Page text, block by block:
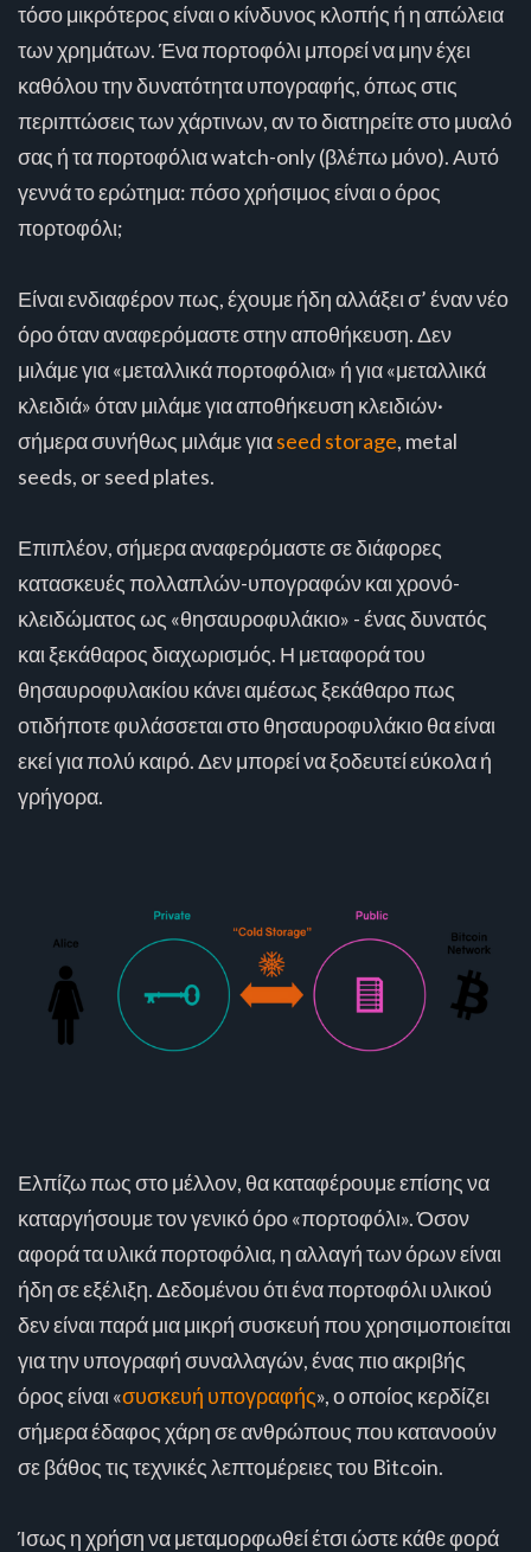
τόσο μικρότερος είναι ο κίνδυνος κλοπής ή η απώλεια
των χρημάτων. Ένα πορτοφόλι μπορεί να μην έχει
καθόλου την δυνατότητα υπογραφής, όπως στις
περιπτώσεις των χάρτινων, αν το διατηρείτε στο μυαλό
σας ή τα πορτοφόλια watch-only (βλέπω μόνο). Αυτό
γεννά το ερώτημα: πόσο χρήσιμος είναι ο όρος
πορτοφόλι;
Είναι ενδιαφέρον πως, έχουμε ήδη αλλάξει σ’ έναν νέο
όρο όταν αναφερόμαστε στην αποθήκευση. Δεν
μιλάμε για «μεταλλικά πορτοφόλια» ή για «μεταλλικά
κλειδιά» όταν μιλάμε για αποθήκευση κλειδιών·
σήμερα συνήθως μιλάμε γιαseed storage, metal
seeds, or seed plates.
Επιπλέον, σήμερα αναφερόμαστε σε διάφορες
κατασκευές πολλαπλών-υπογραφών και χρονό-
κλειδώματος ως «θησαυροφυλάκιο» - ένας δυνατός
και ξεκάθαρος διαχωρισμός. Η μεταφορά του
θησαυροφυλακίου κάνει αμέσως ξεκάθαρο πως
οτιδήποτε φυλάσσεται στο θησαυροφυλάκιο θα είναι
εκεί για πολύ καιρό. Δεν μπορεί να ξοδευτεί εύκολα ή
γρήγορα.
Ελπίζω πως στο μέλλον, θα καταφέρουμε επίσης να
καταργήσουμε τον γενικό όρο «πορτοφόλι». Όσον
αφορά τα υλικά πορτοφόλια, η αλλαγή των όρων είναι
ήδη σε εξέλιξη. Δεδομένου ότι ένα πορτοφόλι υλικού
δεν είναι παρά μια μικρή συσκευή που χρησιμοποιείται
για την υπογραφή συναλλαγών, ένας πιο ακριβής
όρος είναι «συσκευή υπογραφής», ο οποίος κερδίζει
σήμερα έδαφος χάρη σε ανθρώπους που κατανοούν
σε βάθος τις τεχνικές λεπτομέρειες του Bitcoin.
Ίσως η χρήση να μεταμορφωθεί έτσι ώστε κάθε φορά